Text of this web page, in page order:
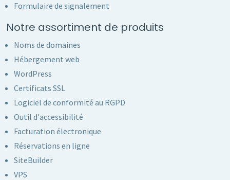
Formulaire de signalement
Notre assortiment de produits
Noms de domaines
Hébergement web
WordPress
Certificats SSL
Logiciel de conformité au RGPD
Outil d'accessibilité
Facturation électronique
Réservations en ligne
SiteBuilder
VPS